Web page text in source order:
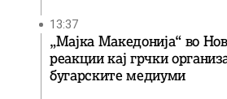
13:37
„Мајка Македонија“ во
реакции кај грчки
бугарските медиуми